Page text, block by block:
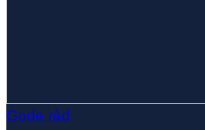
Gode råd